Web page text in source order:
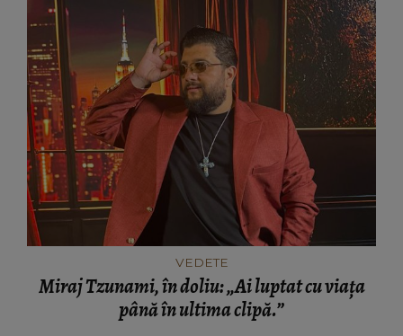
VEDETE
Miraj Tzunami, în doliu: „Ai luptat cu viața
până în ultima clipă.”